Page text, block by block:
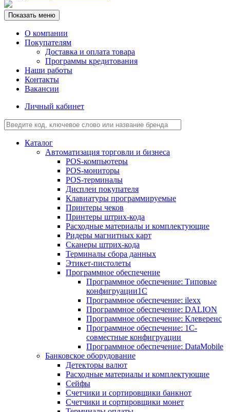
Показать меню
О компании
Покупателям
Доставка и оплата товара
Программы кредитования
Наши работы
Контакты
Вакансии
Личный кабинет
Каталог
Автоматизация торговли и бизнеса
POS-компьютеры
POS-мониторы
POS-терминалы
Дисплеи покупателя
Клавиатуры программируемые
Принтеры чеков
Принтеры штрих-кода
Расходные материалы и комплектующие
Ридеры магнитных карт
Сканеры штрих-кода
Терминалы сбора данных
Этикет-пистолеты
Программное обеспечение
Программное обеспечение: Типовые
конфигруации1С
Программное обеспечение: ilexx
Программное обеспечение: DALION
Программное обеспечение: Клеверенс
Программное обеспечение: 1С-
совместные конфигруации
Программное обеспечение: DataMobile
Банковское оборудование
Детекторы валют
Расходные материалы и комплектующие
Сейфы
Счетчики и сортировщики банкнот
Счетчики и сортировщики монет